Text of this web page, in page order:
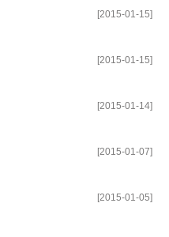
[2015-01-15]
[2015-01-15]
[2015-01-14]
[2015-01-07]
[2015-01-05]